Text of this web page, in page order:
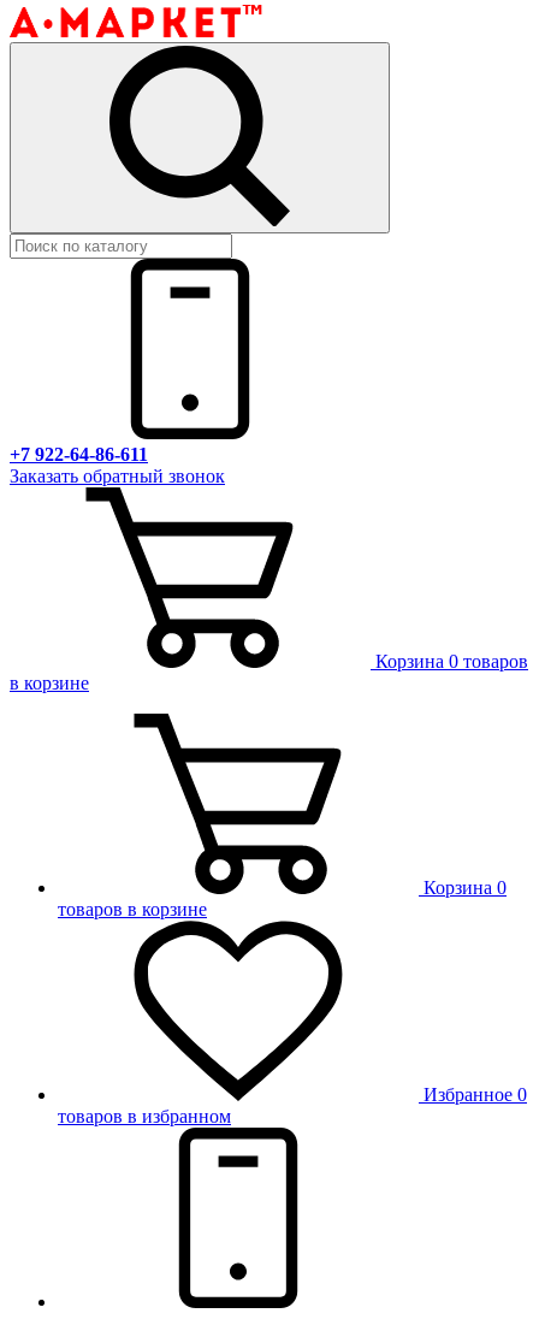
+7 922-64-86-611
Заказать обратный звонок
Корзина 0 товаров
в корзине
Корзина 0
товаров в корзине
Избранное 0
товаров в избранном